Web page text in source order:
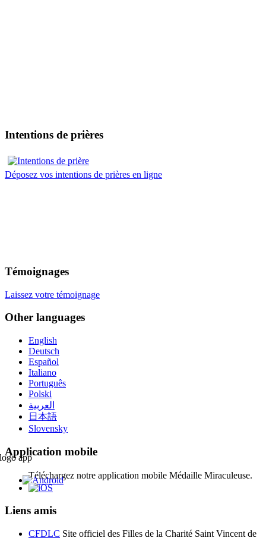
Intentions de prières
Déposez vos intentions de prières en ligne
Témoignages
Laissez votre témoignage
Other languages
English
Deutsch
Español
Italiano
Português
Polski
العربية
日本語
Slovensky
Application mobile
Téléchargez notre application mobile Médaille Miraculeuse.
Liens amis
CFDLC Site officiel des Filles de la Charité Saint Vincent de